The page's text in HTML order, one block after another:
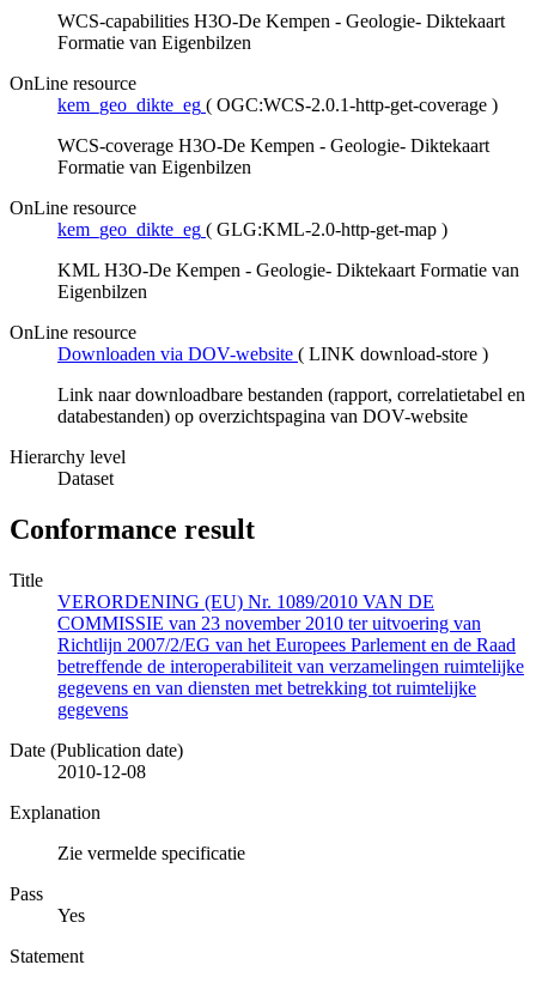
WCS-capabilities H3O-De Kempen - Geologie- Diktekaart
Formatie van Eigenbilzen
OnLine resource
kem_geo_dikte_eg ( OGC:WCS-2.0.1-http-get-coverage )
WCS-coverage H3O-De Kempen - Geologie- Diktekaart
Formatie van Eigenbilzen
OnLine resource
kem_geo_dikte_eg ( GLG:KML-2.0-http-get-map )
KML H3O-De Kempen - Geologie- Diktekaart Formatie van
Eigenbilzen
OnLine resource
Downloaden via DOV-website ( LINK download-store )
Link naar downloadbare bestanden (rapport, correlatietabel en
databestanden) op overzichtspagina van DOV-website
Hierarchy level
Dataset
Conformance result
Title
VERORDENING (EU) Nr. 1089/2010 VAN DE
COMMISSIE van 23 november 2010 ter uitvoering van
Richtlijn 2007/2/EG van het Europees Parlement en de Raad
betreffende de interoperabiliteit van verzamelingen ruimtelijke
gegevens en van diensten met betrekking tot ruimtelijke
gegevens
Date (Publication date)
2010-12-08
Explanation
Zie vermelde specificatie
Pass
Yes
Statement